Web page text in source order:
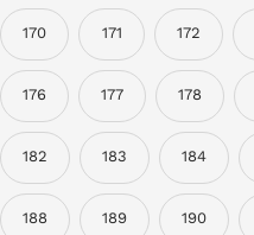
170 171 172
176 177 178
182 183 184
188 189 190